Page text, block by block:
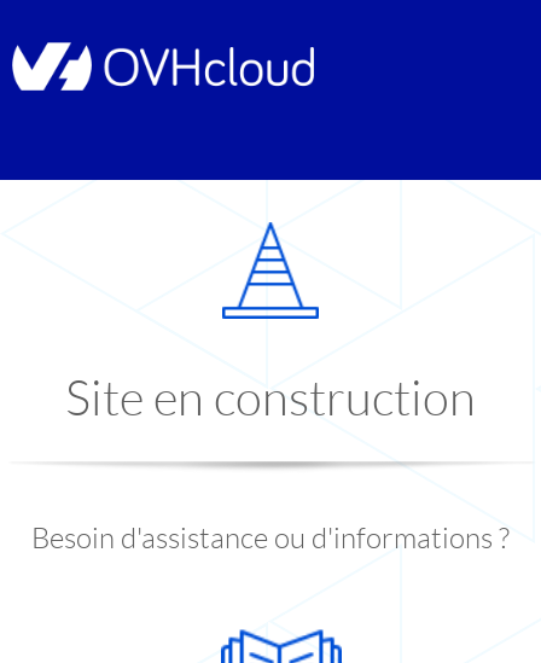
Site en construction
Besoin d'assistance ou d'informations ?